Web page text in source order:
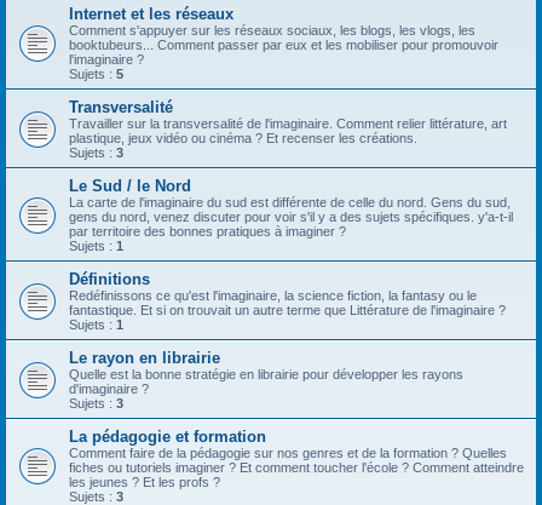
Internet et les réseaux
Comment s'appuyer sur les réseaux sociaux, les blogs, les vlogs, les
booktubeurs... Comment passer par eux et les mobiliser pour promouvoir
l'imaginaire ?
Sujets : 5
Transversalité
Travailler sur la transversalité de l'imaginaire. Comment relier littérature, art
plastique, jeux vidéo ou cinéma ? Et recenser les créations.
Sujets : 3
Le Sud / le Nord
La carte de l'imaginaire du sud est différente de celle du nord. Gens du sud,
gens du nord, venez discuter pour voir s'il y a des sujets spécifiques. y'a-t-il
par territoire des bonnes pratiques à imaginer ?
Sujets : 1
Définitions
Redéfinissons ce qu'est l'imaginaire, la science fiction, la fantasy ou le
fantastique. Et si on trouvait un autre terme que Littérature de l'imaginaire ?
Sujets : 1
Le rayon en librairie
Quelle est la bonne stratégie en librairie pour développer les rayons
d'imaginaire ?
Sujets : 3
La pédagogie et formation
Comment faire de la pédagogie sur nos genres et de la formation ? Quelles
fiches ou tutoriels imaginer ? Et comment toucher l'école ? Comment atteindre
les jeunes ? Et les profs ?
Sujets : 3